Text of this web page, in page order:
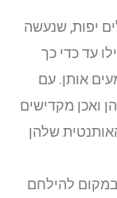
יפות, שנעשה
עד כדי כך
אותן. עם
ואכן מקדישים
להילחם